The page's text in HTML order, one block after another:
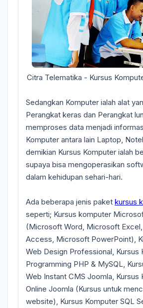
Citra Telematika - Kursus
Sedangkan Komputer ialah alat
Perangkat keras dan Perangkat
memproses data menjadi
Komputer antara lain Laptop,
demikian Kursus Komputer ialah
supaya bisa mengoperasikan
dalam kehidupan sehari-hari.
Ada beberapa jenis paket kursus
seperti; Kursus komputer
(Microsoft Word, Microsoft
Access, Microsoft PowerPoint),
Web Design Professional, Kursus
Programming PHP & MySQL,
Web Instant CMS Joomla, Kursus
Online Joomla (Kursus untuk
website), Kursus Komputer SQL